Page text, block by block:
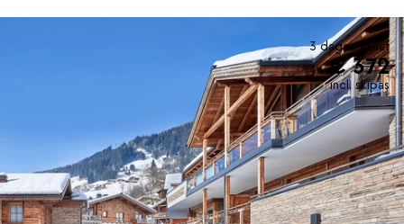
maken zij op een verantwoorde manier toegankelijk voor het hele
3 dagen vanaf
€ 372
incl. skipas